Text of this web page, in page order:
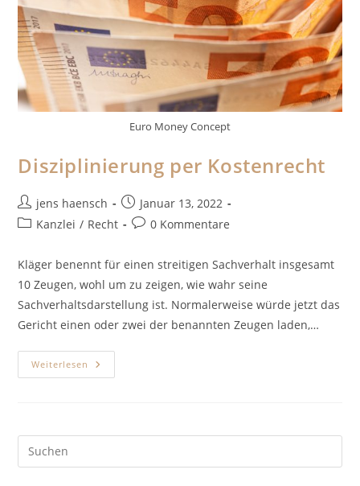
Euro Money Concept
Disziplinierung per Kostenrecht
Beitrags-
Autor:
jens haensch
Beitrag
veröffentlicht:
Januar 13, 2022
Beitrags-
Kanzlei / Recht
Beitrags-
0 Kommentare
Kläger benennt für einen streitigen Sachverhalt insgesamt
10 Zeugen, wohl um zu zeigen, wie wahr seine
Sachverhaltsdarstellung ist. Normalerweise würde jetzt das
Gericht einen oder zwei der benannten Zeugen laden,…
Weiterlesen Disziplinierung
Per